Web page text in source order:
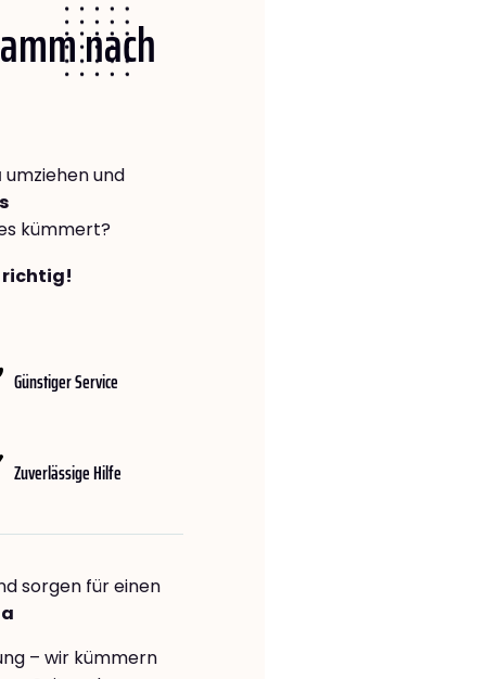
nach
umziehen und
kümmert?
richtig!
Günstiger Service
Zuverlässige Hilfe
sorgen für einen
– wir kümmern